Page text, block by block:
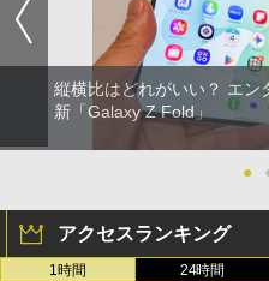
縦横比はどれがいい？ エン
新「Galaxy Z Fold」
●
アクセスランキング
1時間 24時間